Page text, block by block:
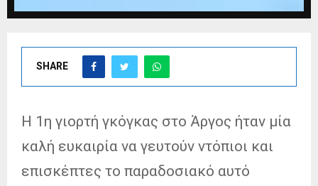
SHARE
Η 1η γιορτή γκόγκας στο Άργος ήταν μία
καλή ευκαιρία να γευτούν ντόπιοι και
επισκέπτες το παραδοσιακό αυτό